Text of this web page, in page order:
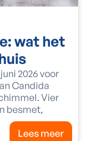
wat het
2026 voor
Candida
Vier
besmet,
Lees meer